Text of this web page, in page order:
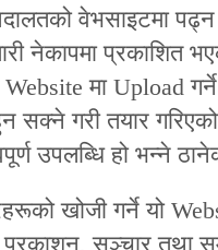
वेभसाइटमा
नेकापमा प्रकाशित
Website मा Upload
सक्ने गरी तयार
उपलब्धि हो भन्ने
खोजी गर्ने यो
सञ्चार तथा